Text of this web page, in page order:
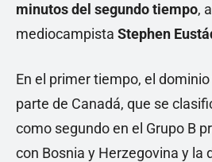
minutos del segundo tiempo,
mediocampista Stephen
En el primer tiempo, el
parte de Canadá, que se
como segundo en el Grupo B
con Bosnia y Herzegovina y la